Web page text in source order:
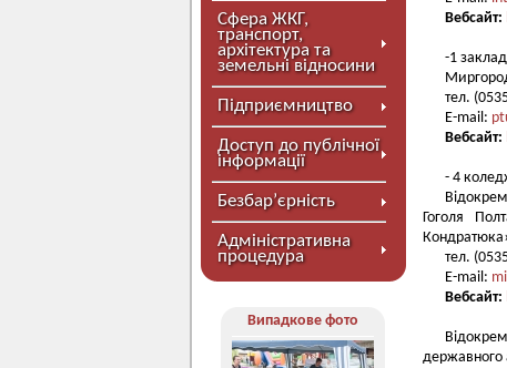
Сфера ЖКГ,
транспорт,
архітектура та
земельні відносини
Підприємництво
Доступ до публічної
інформації
Безбар’єрність
Адміністративна
процедура
Випадкове фото
Вебсайт:
-1 заклад
тел.
E-mail:
Вебсайт:
- 4
Гоголя
тел.
E-mail:
Вебсайт:
державного